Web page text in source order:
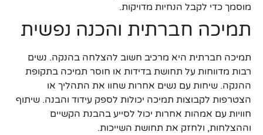
מוסמך כדי לקבל הנחיות מדויקות.
תמיכה חברתית והכנה נפשית
תמיכה חברתית היא מרכיב חשוב להצלחה בהנקה. נשים
רבות מדווחות על תחושת בדידות או חוסר תמיכה בתקופת
ההנקה. שיחות עם נשים אחרות שחוו את התהליך או
הצטרפות לקבוצות תמיכה יכולות לספק עידוד והבנה. שיתוף
חוויות עם אמהות אחרות יכול לסייע בהבנת הקשיים
וההצלחות, ולחזק את תחושת השייכות.